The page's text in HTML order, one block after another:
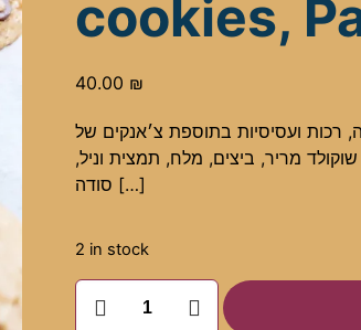
cookies,
40.00 ₪
רכות ועסיסיות בתוספת צ׳אנקים של
מריר, ביצים, מלח, תמצית וניל,
סודה […]
2 in stock
עוגיות
שוקולד